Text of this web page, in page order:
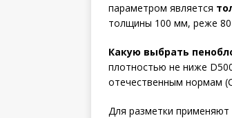
параметром является
толщины 100 мм, реже 80
Какую выбрать
плотностью не ниже
отечественным нормам
Для разметки применяют